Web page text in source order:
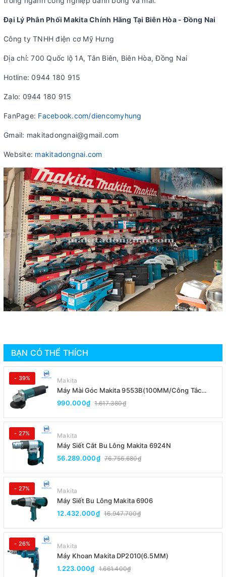
Đại Lý Phân Phối Makita Chính Hãng Tại Biên Hòa - Đồng Nai
Công ty TNHH điện cơ Mỹ Hưng
Địa chỉ: 700 Quốc lộ 1A, Tân Biên, Biên Hòa, Đồng Nai
Hotline: 0944 180 915
Zalo: 0944 180 915
FanPage: Facebook.com/diencomyhung
Gmail: makitadongnai@gmail.com
Website: makitadongnai.com
BẠN CÓ THỂ THÍCH
- 39% Makita
Máy Mài Góc Makita 9553B(100MM/Công Tắc
Đuôi)
990.000₫ 1.617.380₫
- 27% Makita
Máy Siết Cắt Bu Lông Makita 6924N
56.289.000₫ 76.756.680₫
- 27% Makita
Máy Siết Bu Lông Makita 6906
12.432.000₫ 16.947.700₫
- 26% Makita
Máy Khoan Makita DP2010(6.5MM)
1.223.000₫ 1.661.400₫